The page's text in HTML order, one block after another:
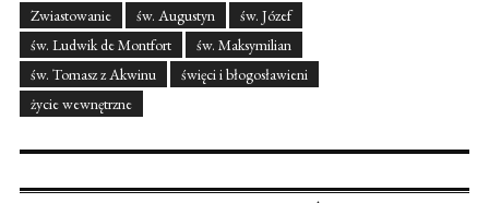
Zwiastowanie
św. Augustyn
św. Józef
św. Ludwik de Montfort
św. Maksymilian
św. Tomasz z Akwinu
święci i błogosławieni
życie wewnętrzne